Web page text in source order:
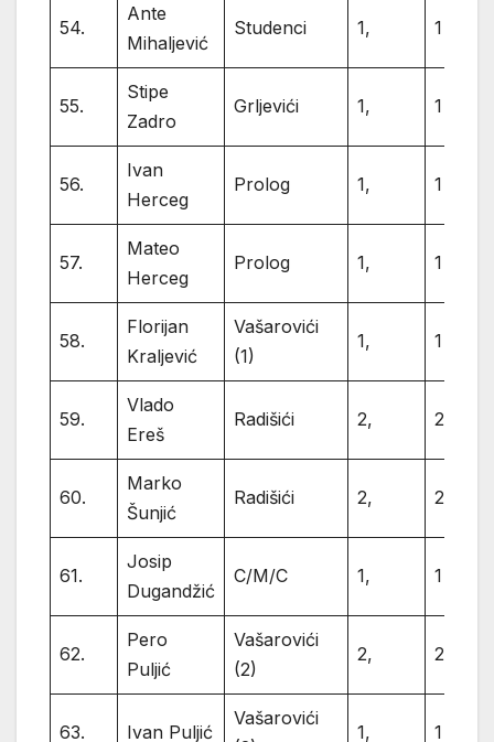
54.
Ante
Mihaljević
Studenci 1, 1
55.
Stipe
Zadro
Grljevići 1, 1
56.
Ivan
Herceg
Prolog 1, 1
57.
Mateo
Herceg
Prolog 1, 1
58.
Florijan
Kraljević
Vašarovići
(1)
1, 1
59.
Vlado
Ereš
Radišići 2, 2
60.
Marko
Šunjić
Radišići 2, 2
61.
Josip
Dugandžić
C/M/C 1, 1
62.
Pero
Puljić
Vašarovići
(2)
2, 2
63. Ivan Puljić
Vašarovići
1, 1